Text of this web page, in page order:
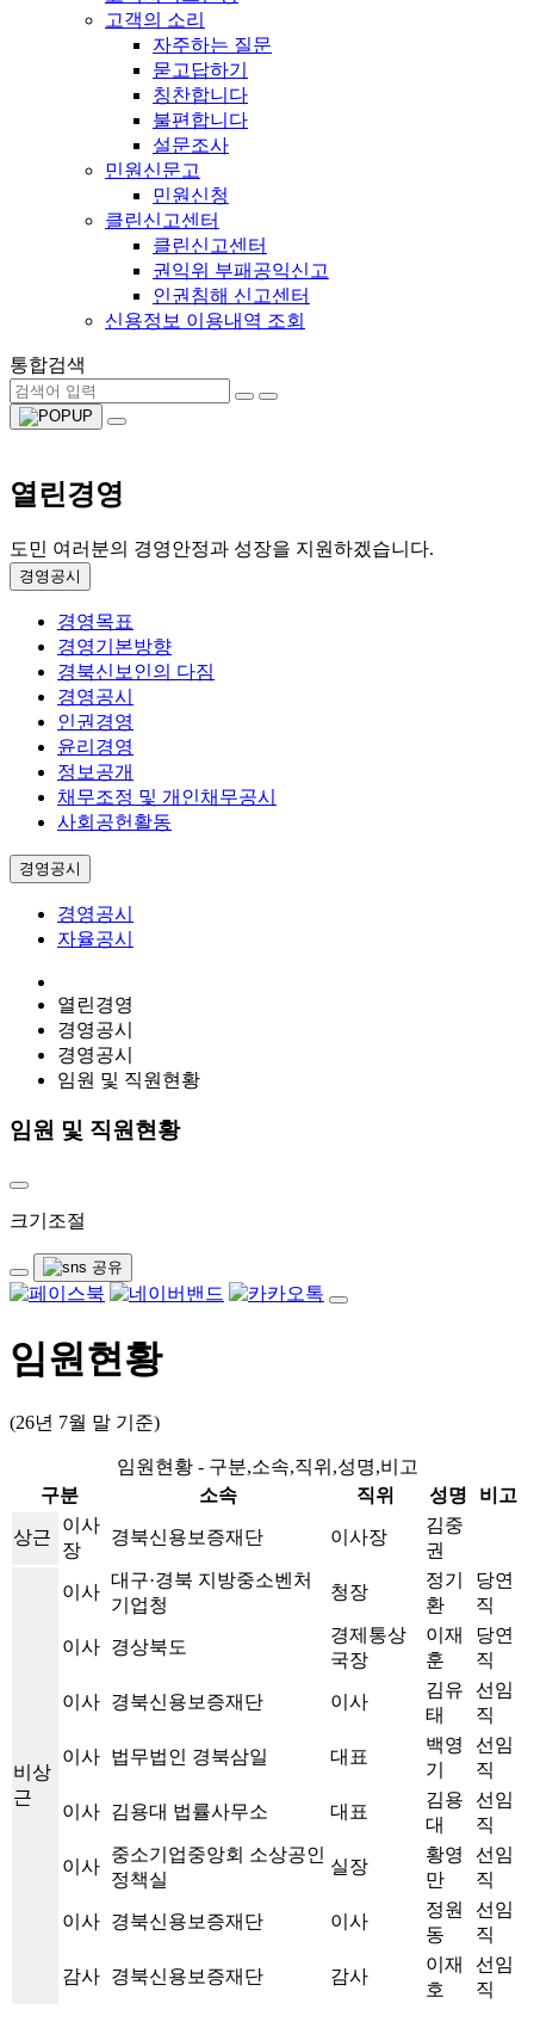
고객의 소리
자주하는 질문
묻고답하기
칭찬합니다
불편합니다
설문조사
민원신문고
민원신청
클린신고센터
클린신고센터
권익위 부패공익신고
인권침해 신고센터
신용정보 이용내역 조회
통합검색
열린경영
도민 여러분의 경영안정과 성장을 지원하겠습니다.
경영공시
경영목표
경영기본방향
경북신보인의 다짐
경영공시
인권경영
윤리경영
정보공개
채무조정 및 개인채무공시
사회공헌활동
경영공시
경영공시
자율공시
열린경영
경영공시
경영공시
임원 및 직원현황
임원 및 직원현황
크기조절
임원현황
(26년 7월 말 기준)
임원현황 - 구분,소속,직위,성명,비고
구분
소속 직위 성명 비고
상근
이사
장
경북신용보증재단 이사장
김중
권
비상
근
이사
대구·경북 지방중소벤처
기업청
청장
정기
환
당연
직
이사 경상북도
경제통상
국장
이재
훈
당연
직
이사 경북신용보증재단 이사
김유
태
선임
직
이사 법무법인 경북삼일 대표
백영
기
선임
직
이사 김용대 법률사무소 대표
김용
대
선임
직
이사
중소기업중앙회 소상공인
정책실
실장
황영
만
선임
직
이사 경북신용보증재단 이사
정원
동
선임
직
감사 경북신용보증재단 감사
이재
호
선임
직